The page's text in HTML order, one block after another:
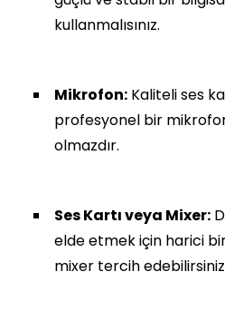
kullanmalısınız.
Mikrofon: Kaliteli ses
profesyonel bir
olmazdır.
Ses Kartı veya Mixer:
elde etmek için harici
mixer tercih